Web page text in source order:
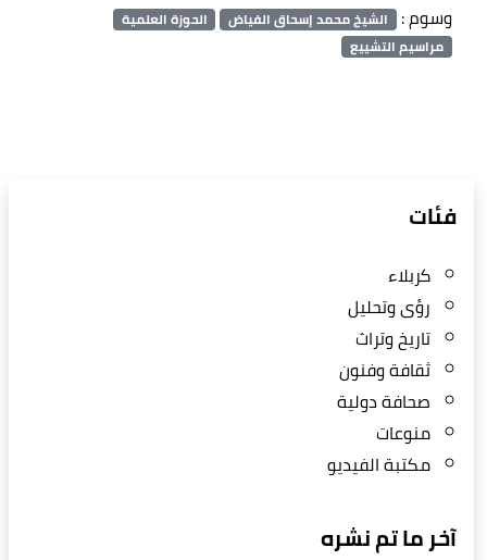
وسوم : الشيخ محمد إسحاق الفياض
الحوزة العلمية
مراسيم التشييع
فئات
كربلاء
رؤى وتحليل
تاريخ وتراث
ثقافة وفنون
صحافة دولية
منوعات
مكتبة الفيديو
آخر ما تم نشره